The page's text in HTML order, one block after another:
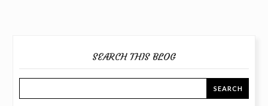
SEARCH THIS BLOG